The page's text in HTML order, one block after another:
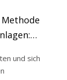
und sich